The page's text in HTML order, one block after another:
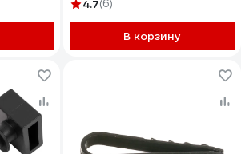
4.7(6)
В корзину